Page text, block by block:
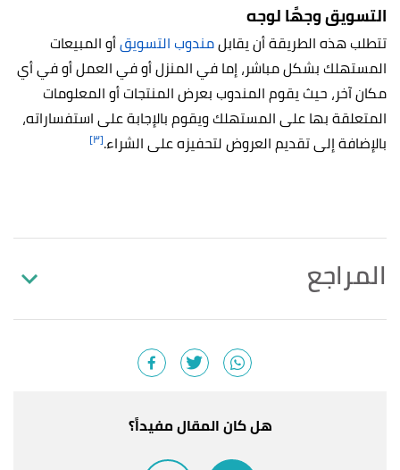
التسويق وجهًا لوجه
تتطلب هذه الطريقة أن يقابلمندوب التسويقأو المبيعات
المستهلك بشكل مباشر، إما في المنزل أو في العمل أو في أي
مكان آخر، حيث يقوم المندوب بعرض المنتجات أو المعلومات
المتعلقة بها على المستهلك ويقوم بالإجابة على استفساراته،
بالإضافة إلى تقديم العروض لتحفيزه على الشراء.[٣]
المراجع
abcofmarketing , Retrieved 15/10/2022.
هل كان المقال مفيداً؟